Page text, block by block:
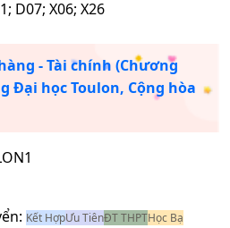
D07; X06; X26
- Tài chính (Chương
Đại học Toulon, Cộng hòa
Kết HợpƯu TiênĐT THPTHọc Bạ